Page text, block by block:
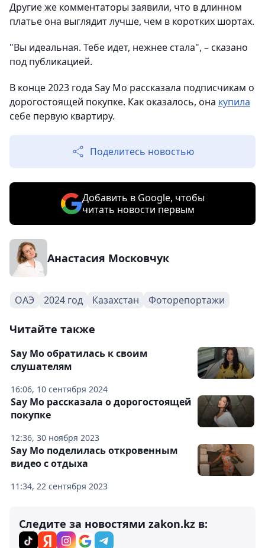
Другие же комментаторы заявили, что в длинном
платье она выглядит лучше, чем в коротких шортах.
"Вы идеальная. Тебе идет, нежнее стала", – сказано
под публикацией.
В конце 2023 года Say Mo рассказала подписчикам о
дорогостоящей покупке. Как оказалось, она купила
себе первую квартиру.
Поделитесь новостью
Добавить в Google, чтобы
читать новости первым
Анастасия Московчук
ОАЭ 2024 год Казахстан Фоторепортажи
Читайте также
16:06, 10 сентября 2024
Say Mo обратилась к своим
слушателям
12:36, 30 ноября 2023
Say Mo рассказала о дорогостоящей
покупке
11:34, 22 сентября 2023
Say Mo поделилась откровенным
видео с отдыха
Следите за новостями zakon.kz в: